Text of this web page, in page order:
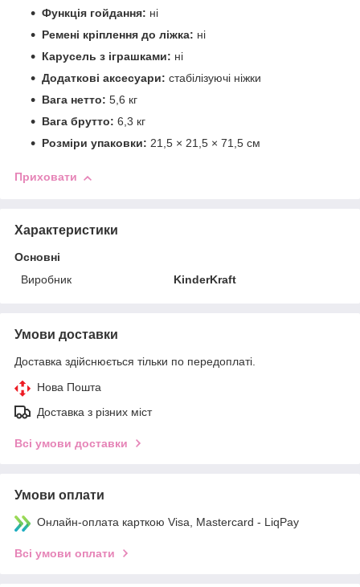
Функція гойдання: ні
Ремені кріплення до ліжка: ні
Карусель з іграшками: ні
Додаткові аксесуари: стабілізуючі ніжки
Вага нетто: 5,6 кг
Вага брутто: 6,3 кг
Розміри упаковки: 21,5 × 21,5 × 71,5 см
Приховати
Характеристики
Основні
Виробник
KinderKraft
Умови доставки
Доставка здійснюється тільки по передоплаті.
Нова Пошта
Доставка з різних міст
Всі умови доставки
Умови оплати
Онлайн-оплата карткою Visa, Mastercard - LiqPay
Всі умови оплати